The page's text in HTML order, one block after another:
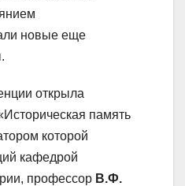
новые еще
открыла
память
которой
кафедрой
профессор В.Ф.